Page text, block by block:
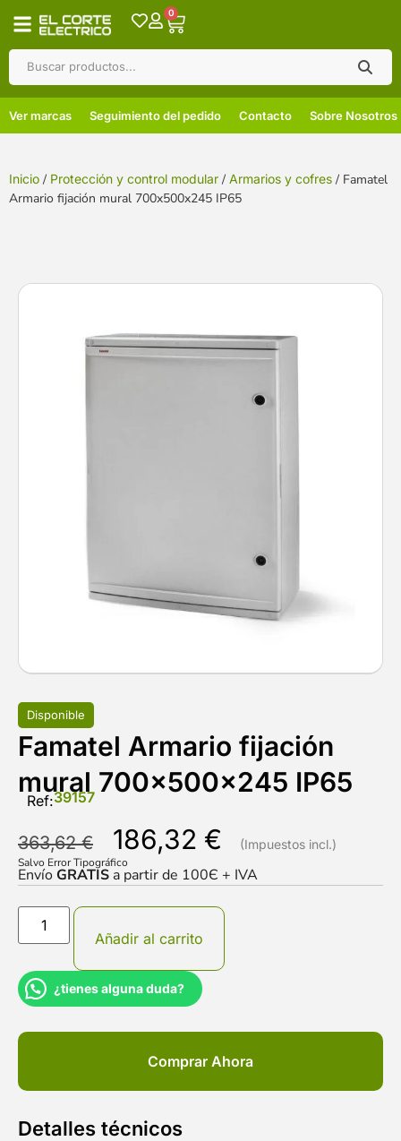
0
Ver marcas Seguimiento del pedido Contacto Sobre Nosotros
Inicio / Protección y control modular / Armarios y cofres / Famatel
Armario fijación mural 700x500x245 IP65
Disponible
Famatel Armario fijación
mural 700x500x245 IP65
Ref:39157
363,62€ 186,32 €
Salvo Error Tipográfico
EnvíoGRATIS a partir de 100Є + IVA
Añadir al carrito
¿tienes alguna duda?
Comprar Ahora
Detalles técnicos